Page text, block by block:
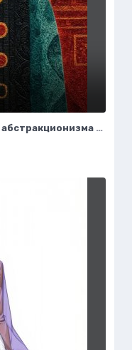
Яркий портрет в стиле наивного абстракционизма и африканского модернизма. Картинка из нейросети Midjourney